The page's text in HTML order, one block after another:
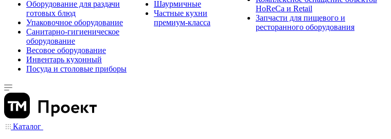
Оборудование для раздачи
готовых блюд
Упаковочное оборудование
Санитарно-гигиеническое
оборудование
Весовое оборудование
Инвентарь кухонный
Посуда и столовые приборы
Шаурмичные
Частные кухни
премиум-класса
HoReCa и Retail
Запчасти для пищевого и
ресторанного оборудования
Каталог